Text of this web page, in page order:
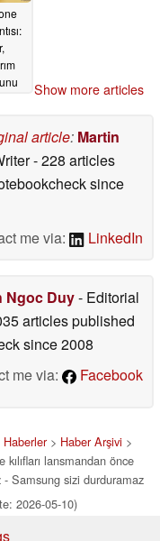
Show more articles
article: Martin
- 228 articles
since
me via:
LinkedIn
Ngoc Duy- Editorial
articles published
since 2008
me via:
Facebook
Haberler> Haber Arşivi >
lansmandan önce
Samsung sizi durduramaz
2026-05-10)